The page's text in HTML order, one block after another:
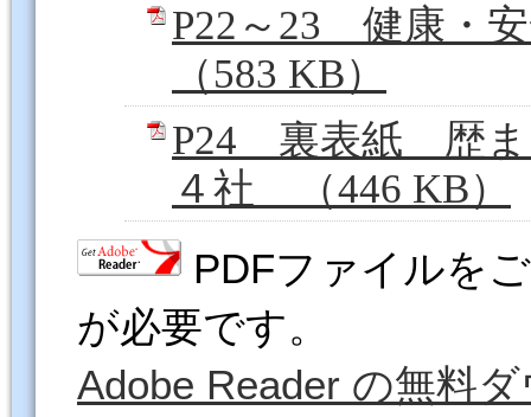
P22～23 健康・
（583 KB）
P24 裏表紙 歴ま
４社 （446 KB）
PDFファイルを
が必要です。
Adobe Reader の無料